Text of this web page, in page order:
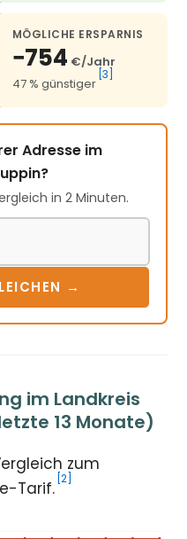
MÖGLICHE ERSPARNIS
−754 €/Jahr
47 % günstiger
[3]
Adresse im
in 2 Minuten.
→
im Landkreis
13 Monate)
zum
Tarif. [2]